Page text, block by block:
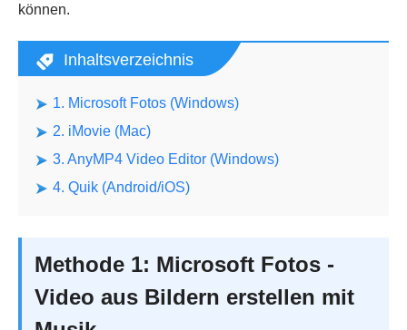
können.
Inhaltsverzeichnis
1. Microsoft Fotos (Windows)
2. iMovie (Mac)
3. AnyMP4 Video Editor (Windows)
4. Quik (Android/iOS)
Methode 1: Microsoft Fotos -
Video aus Bildern erstellen mit